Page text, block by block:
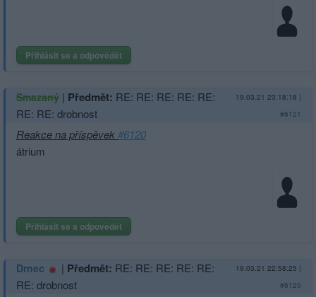
Přihlásit se a odpovědět
Smazaný | Předmět: RE: RE: RE: RE: RE:
RE: RE: drobnost
19.03.21 23:18:18 |
#6121
Reakce na příspěvek#6120
átrium
Přihlásit se a odpovědět
Drnec | Předmět: RE: RE: RE: RE: RE:
RE: drobnost
19.03.21 22:58:25 |
#6120